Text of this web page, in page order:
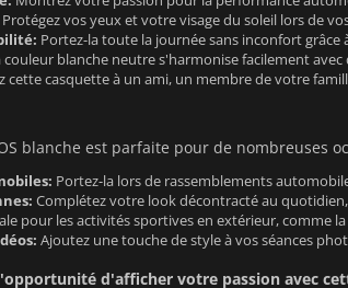
Protégez vos yeux et votre visage du soleil lors de
Portez-la toute la journée sans inconfort
couleur blanche neutre s'harmonise facilement
cette casquette à un ami, un membre de votre
blanche est parfaite pour de nombreuses
Portez-la lors de rassemblements
Complétez votre look décontracté au
pour les activités sportives en extérieur, comme
Ajoutez une touche de style à vos séances
d'afficher votre passion avec